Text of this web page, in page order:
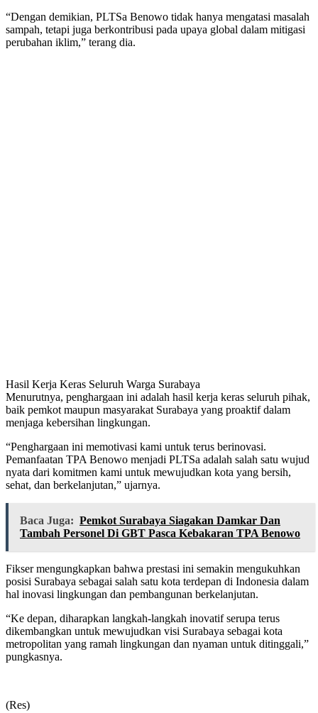
“Dengan demikian, PLTSa Benowo tidak hanya mengatasi masalah
sampah, tetapi juga berkontribusi pada upaya global dalam mitigasi
perubahan iklim,” terang dia.
Hasil Kerja Keras Seluruh Warga Surabaya
Menurutnya, penghargaan ini adalah hasil kerja keras seluruh pihak,
baik pemkot maupun masyarakat Surabaya yang proaktif dalam
menjaga kebersihan lingkungan.
“Penghargaan ini memotivasi kami untuk terus berinovasi.
Pemanfaatan TPA Benowo menjadi PLTSa adalah salah satu wujud
nyata dari komitmen kami untuk mewujudkan kota yang bersih,
sehat, dan berkelanjutan,” ujarnya.
Baca Juga: Pemkot Surabaya Siagakan Damkar Dan
Tambah Personel Di GBT Pasca Kebakaran TPA Benowo
Fikser mengungkapkan bahwa prestasi ini semakin mengukuhkan
posisi Surabaya sebagai salah satu kota terdepan di Indonesia dalam
hal inovasi lingkungan dan pembangunan berkelanjutan.
“Ke depan, diharapkan langkah-langkah inovatif serupa terus
dikembangkan untuk mewujudkan visi Surabaya sebagai kota
metropolitan yang ramah lingkungan dan nyaman untuk ditinggali,”
pungkasnya.
(Res)